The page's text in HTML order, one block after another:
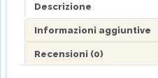
Descrizione
Informazioni aggiuntive
Recensioni (0)